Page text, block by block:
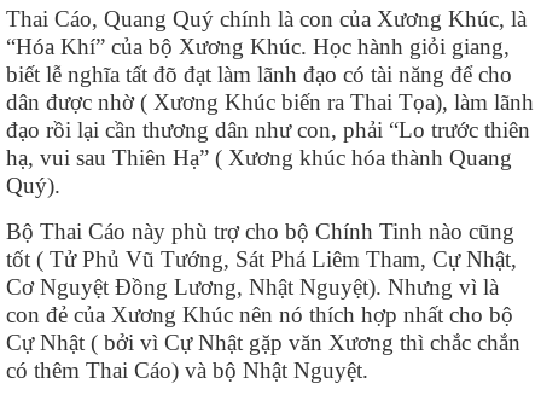
Thai Cáo, Quang Quý chính là con của Xương Khúc, là
“Hóa Khí” của bộ Xương Khúc. Học hành giỏi giang,
biết lễ nghĩa tất đõ đạt làm lãnh đạo có tài năng để cho
dân được nhờ ( Xương Khúc biến ra Thai Tọa), làm lãnh
đạo rồi lại cần thương dân như con, phải “Lo trước thiên
hạ, vui sau Thiên Hạ” ( Xương khúc hóa thành Quang
Quý).
Bộ Thai Cáo này phù trợ cho bộ Chính Tinh nào cũng
tốt ( Tử Phủ Vũ Tướng, Sát Phá Liêm Tham, Cự Nhật,
Cơ Nguyệt Đồng Lương, Nhật Nguyệt). Nhưng vì là
con đẻ của Xương Khúc nên nó thích hợp nhất cho bộ
Cự Nhật ( bởi vì Cự Nhật gặp văn Xương thì chắc chắn
có thêm Thai Cáo) và bộ Nhật Nguyệt.